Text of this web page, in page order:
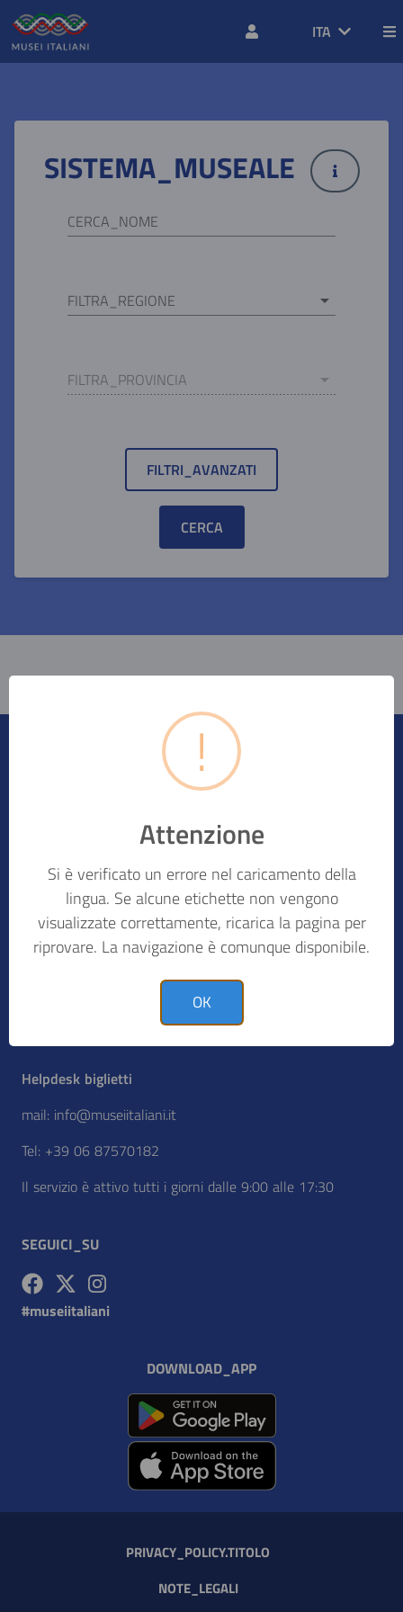
ITA
SISTEMA_MUSEALE
CERCA_NOME
FILTRA_REGIONE arrow_drop_down
FILTRA_PROVINCIA arrow_drop_down
FILTRI_AVANZATI
CERCA
AREA_ISTITUTI
Direzione generale Musei
via di San Michele, 22 00153 - Roma
Sito web musei.cultura.gov.it
Helpdesk biglietti
mail: info@museiitaliani.it
Tel: +39 06 87570182
Il servizio è attivo tutti i giorni dalle 9:00 alle 17:30
SEGUICI_SU
Facebook - nuova_finestra
Twitter - nuova_finestra
#museiitaliani
DOWNLOAD_APP
PRIVACY_POLICY.TITOLO
NOTE_LEGALI
!
Attenzione
Si è verificato un errore nel caricamento della
lingua. Se alcune etichette non vengono
visualizzate correttamente, ricarica la pagina per
riprovare. La navigazione è comunque disponibile.
OK